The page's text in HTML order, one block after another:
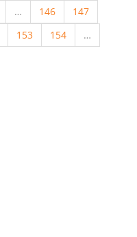
… 146
147
153 154
…